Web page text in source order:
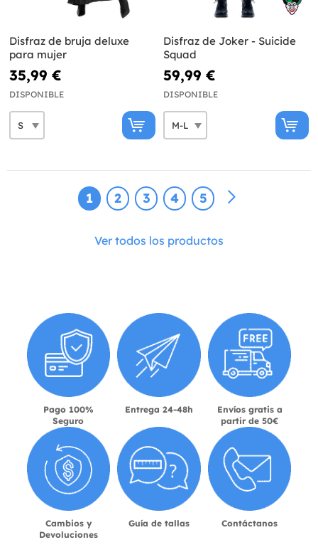
Disfraz de bruja deluxe
para mujer
35,99 €
DISPONIBLE
Disfraz de Joker - Suicide
Squad
59,99 €
DISPONIBLE
1 2 3 4 5
Ver todos los productos
Pago 100%
Seguro
Entrega 24-48h
Envíos gratis a
partir de 50€
Cambios y
Devoluciones
Guía de tallas Contáctanos